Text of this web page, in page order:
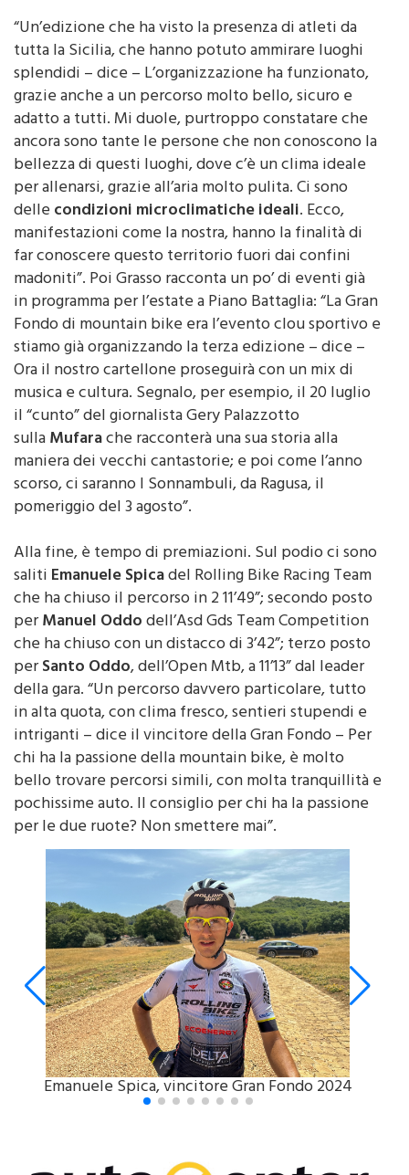
“Un’edizione che ha visto la presenza di atleti da
tutta la Sicilia, che hanno potuto ammirare luoghi
splendidi – dice – L’organizzazione ha funzionato,
grazie anche a un percorso molto bello, sicuro e
adatto a tutti. Mi duole, purtroppo constatare che
ancora sono tante le persone che non conoscono la
bellezza di questi luoghi, dove c’è un clima ideale
per allenarsi, grazie all’aria molto pulita. Ci sono
dellecondizioni microclimatiche ideali. Ecco,
manifestazioni come la nostra, hanno la finalità di
far conoscere questo territorio fuori dai confini
madoniti”. Poi Grasso racconta un po’ di eventi già
in programma per l’estate a Piano Battaglia: “La Gran
Fondo di mountain bike era l’evento clou sportivo e
stiamo già organizzando la terza edizione – dice –
Ora il nostro cartellone proseguirà con un mix di
musica e cultura. Segnalo, per esempio, il 20 luglio
il “cunto” del giornalista Gery Palazzotto
sullaMufarache racconterà una sua storia alla
maniera dei vecchi cantastorie; e poi come l’anno
scorso, ci saranno I Sonnambuli, da Ragusa, il
pomeriggio del 3 agosto”.
Alla fine, è tempo di premiazioni. Sul podio ci sono
salitiEmanuele Spicadel Rolling Bike Racing Team
che ha chiuso il percorso in 2 11’49”; secondo posto
perManuel Oddodell’Asd Gds Team Competition
che ha chiuso con un distacco di 3’42”; terzo posto
perSanto Oddo, dell’Open Mtb, a 11’13” dal leader
della gara. “Un percorso davvero particolare, tutto
in alta quota, con clima fresco, sentieri stupendi e
intriganti – dice il vincitore della Gran Fondo – Per
chi ha la passione della mountain bike, è molto
bello trovare percorsi simili, con molta tranquillità e
pochissime auto. Il consiglio per chi ha la passione
per le due ruote? Non smettere mai”.
Emanuele Spica, vincitore Gran Fondo 2024